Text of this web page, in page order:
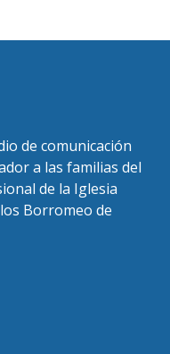
de comunicación
a las familias del
de la Iglesia
Borromeo de